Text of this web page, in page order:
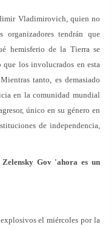
Vladimirovich, quien no
tendrán que
hemisferio de la Tierra se
que los involucrados en esta
tanto, es demasiado
en la comunidad mundial
único en su género en
de independencia,
Gov 'ahora es un
el miércoles por la